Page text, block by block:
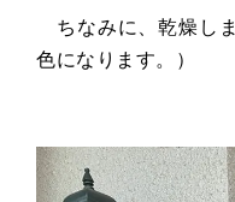
ちなみに、乾燥し
色になります。）